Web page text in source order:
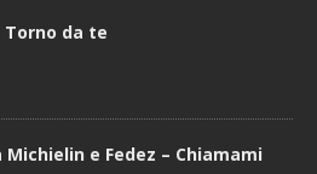
Torno da te
Michielin e Fedez – Chiamami